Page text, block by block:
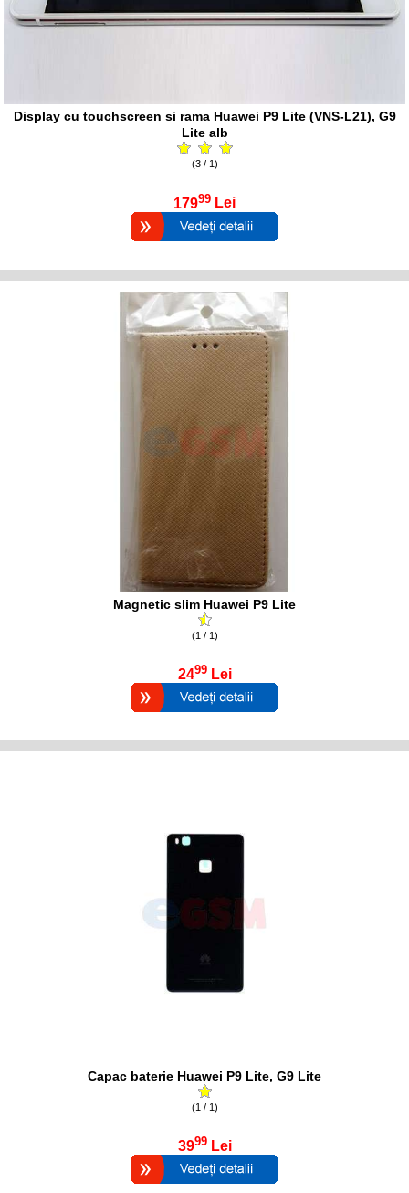
Display cu touchscreen si rama Huawei P9 Lite (VNS-L21), G9
Lite alb
(3 / 1)
17999 Lei
Magnetic slim Huawei P9 Lite
(1 / 1)
2499 Lei
Capac baterie Huawei P9 Lite, G9 Lite
(1 / 1)
3999 Lei